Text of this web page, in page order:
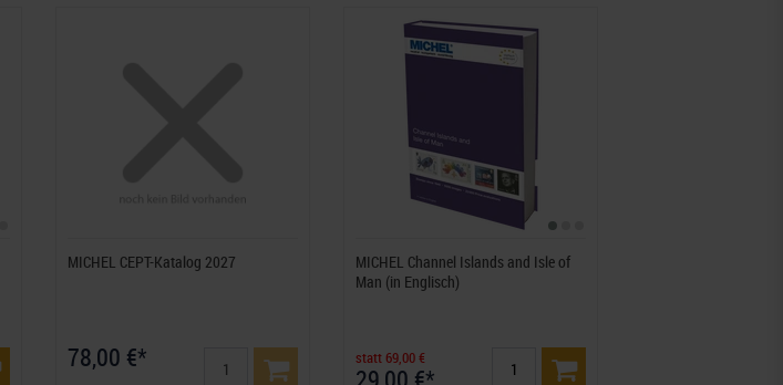
MICHEL CEPT-Katalog 2027
78,00 €*
MICHEL Channel Islands and Isle of
Man (in Englisch)
statt 69,00 €